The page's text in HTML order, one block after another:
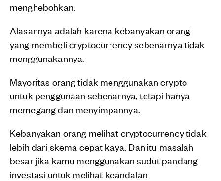
menghebohkan.
Alasannya adalah karena kebanyakan orang
yang membeli cryptocurrency sebenarnya tidak
menggunakannya.
Mayoritas orang tidak menggunakan crypto
untuk penggunaan sebenarnya, tetapi hanya
memegang dan menyimpannya.
Kebanyakan orang melihat cryptocurrency tidak
lebih dari skema cepat kaya. Dan itu masalah
besar jika kamu menggunakan sudut pandang
investasi untuk melihat keandalan